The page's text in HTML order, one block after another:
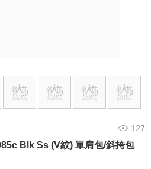
127
Blk Ss (V紋) 單肩包/斜挎包